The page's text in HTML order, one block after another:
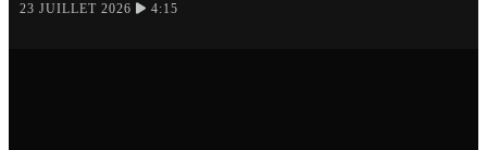
23 JUILLET 2026 4:15